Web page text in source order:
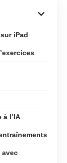
iPad
l’IA
avec